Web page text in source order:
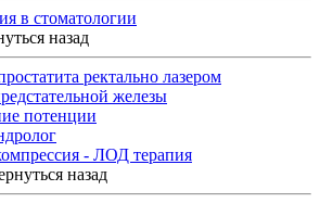
в стоматологии
назад
ректально лазером
железы
потенции
- ЛОД терапия
назад